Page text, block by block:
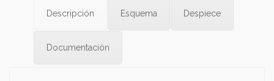
Descripción Esquema Despiece
Documentación